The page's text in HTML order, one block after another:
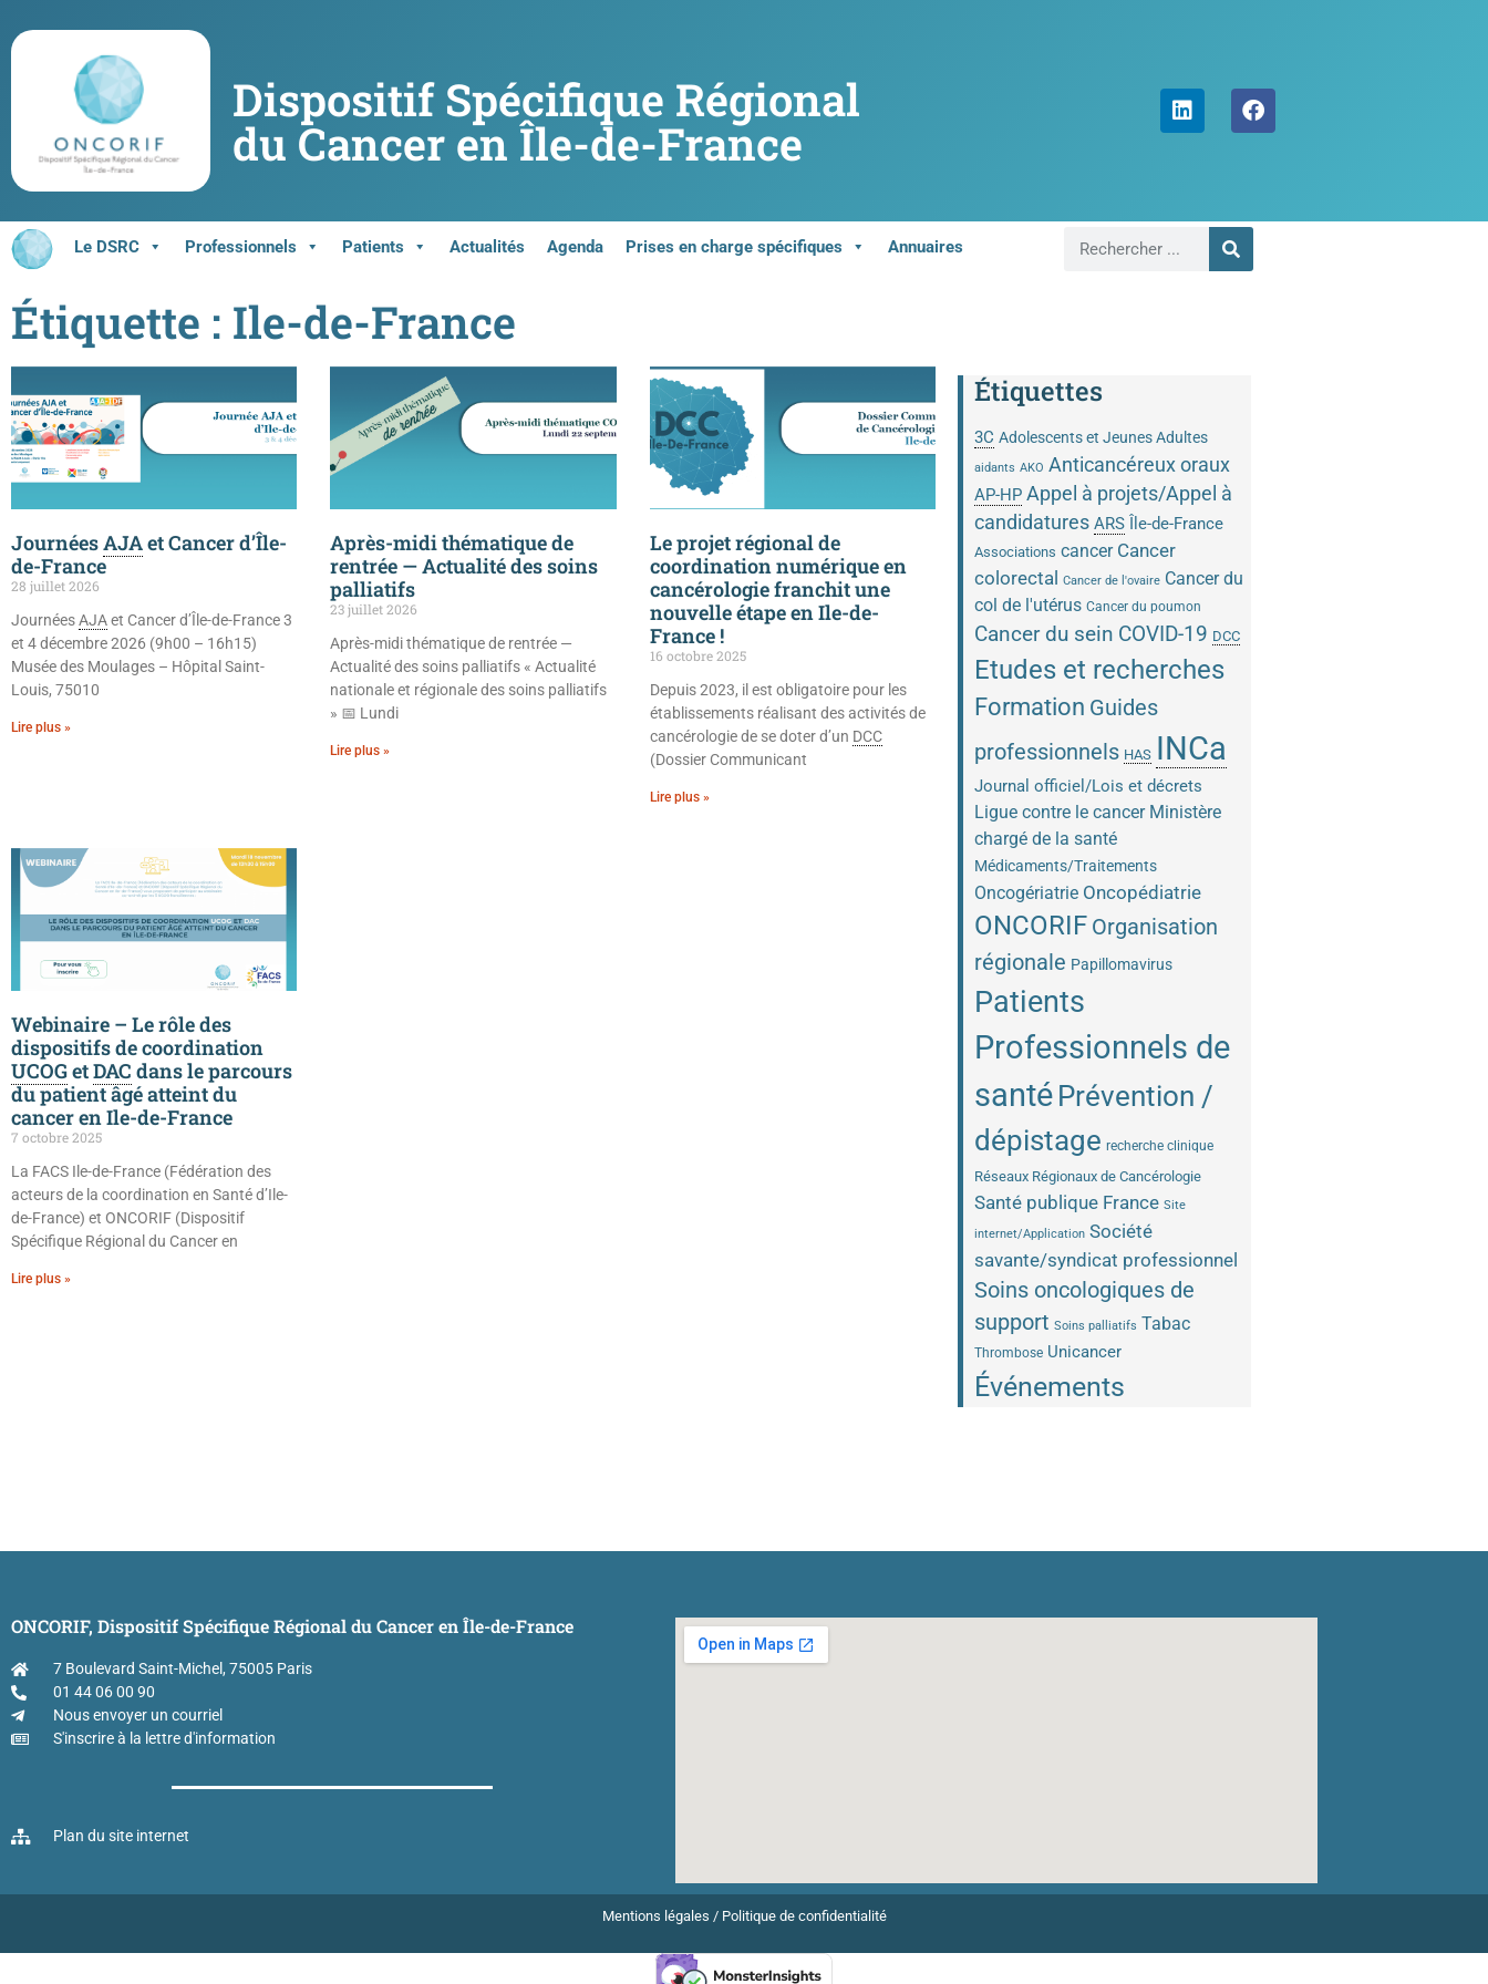
Dispositif Spécifique Régional
du Cancer en Île-de-France
Le DSRC Professionnels Patients Actualités Agenda Prises en charge spécifiques Annuaires
Étiquette : Ile-de-France
JournéesAJAet Cancer d’Île-
de-France
28 juillet 2026
JournéesAJAet Cancer d’Île-de-France 3
et 4 décembre 2026 (9h00 – 16h15)
Musée des Moulages – Hôpital Saint-
Louis, 75010
Lire plus »
Après-midi thématique de
rentrée — Actualité des soins
palliatifs
23 juillet 2026
Après-midi thématique de rentrée —
Actualité des soins palliatifs « Actualité
nationale et régionale des soins palliatifs
» 📅 Lundi
Lire plus »
Le projet régional de
coordination numérique en
cancérologie franchit une
nouvelle étape en Ile-de-
France !
16 octobre 2025
Depuis 2023, il est obligatoire pour les
établissements réalisant des activités de
cancérologie de se doter d’un DCC
(Dossier Communicant
Lire plus »
Webinaire – Le rôle des
dispositifs de coordination
UCOGetDAC dans le parcours
du patient âgé atteint du
cancer en Ile-de-France
7 octobre 2025
La FACS Ile-de-France (Fédération des
acteurs de la coordination en Santé d’Ile-
de-France) et ONCORIF (Dispositif
Spécifique Régional du Cancer en
Lire plus »
Étiquettes
3C Adolescents et Jeunes Adultes
aidants AKO Anticancéreux oraux
AP-HP Appel à projets/Appel à
candidatures ARS Île-de-France
Associations cancer Cancer
colorectal
Cancer de l'ovaire Cancer du
col de l'utérus Cancer du poumon
Cancer du sein COVID-19 DCC
Etudes et recherches
Formation Guides
professionnels HAS INCa
Journal officiel/Lois et décrets
Ligue contre le cancer Ministère
chargé de la santé
Médicaments/Traitements
Oncogériatrie Oncopédiatrie
ONCORIF Organisation
régionale Papillomavirus
Patients
Professionnels de
santé Prévention /
dépistage recherche clinique
Réseaux Régionaux de Cancérologie
Santé publique France Site
internet/Application Société
savante/syndicat professionnel
Soins oncologiques de
support Soins palliatifs Tabac
Thrombose Unicancer
Événements
ONCORIF, Dispositif Spécifique Régional du Cancer en Île-de-France
7 Boulevard Saint-Michel, 75005 Paris
01 44 06 00 90
Nous envoyer un courriel
S'inscrire à la lettre d'information
Plan du site internet
Mentions légales / Politique de confidentialité